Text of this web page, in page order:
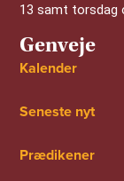
13 samt torsdag
Genveje
Kalender
Seneste nyt
Prædikener